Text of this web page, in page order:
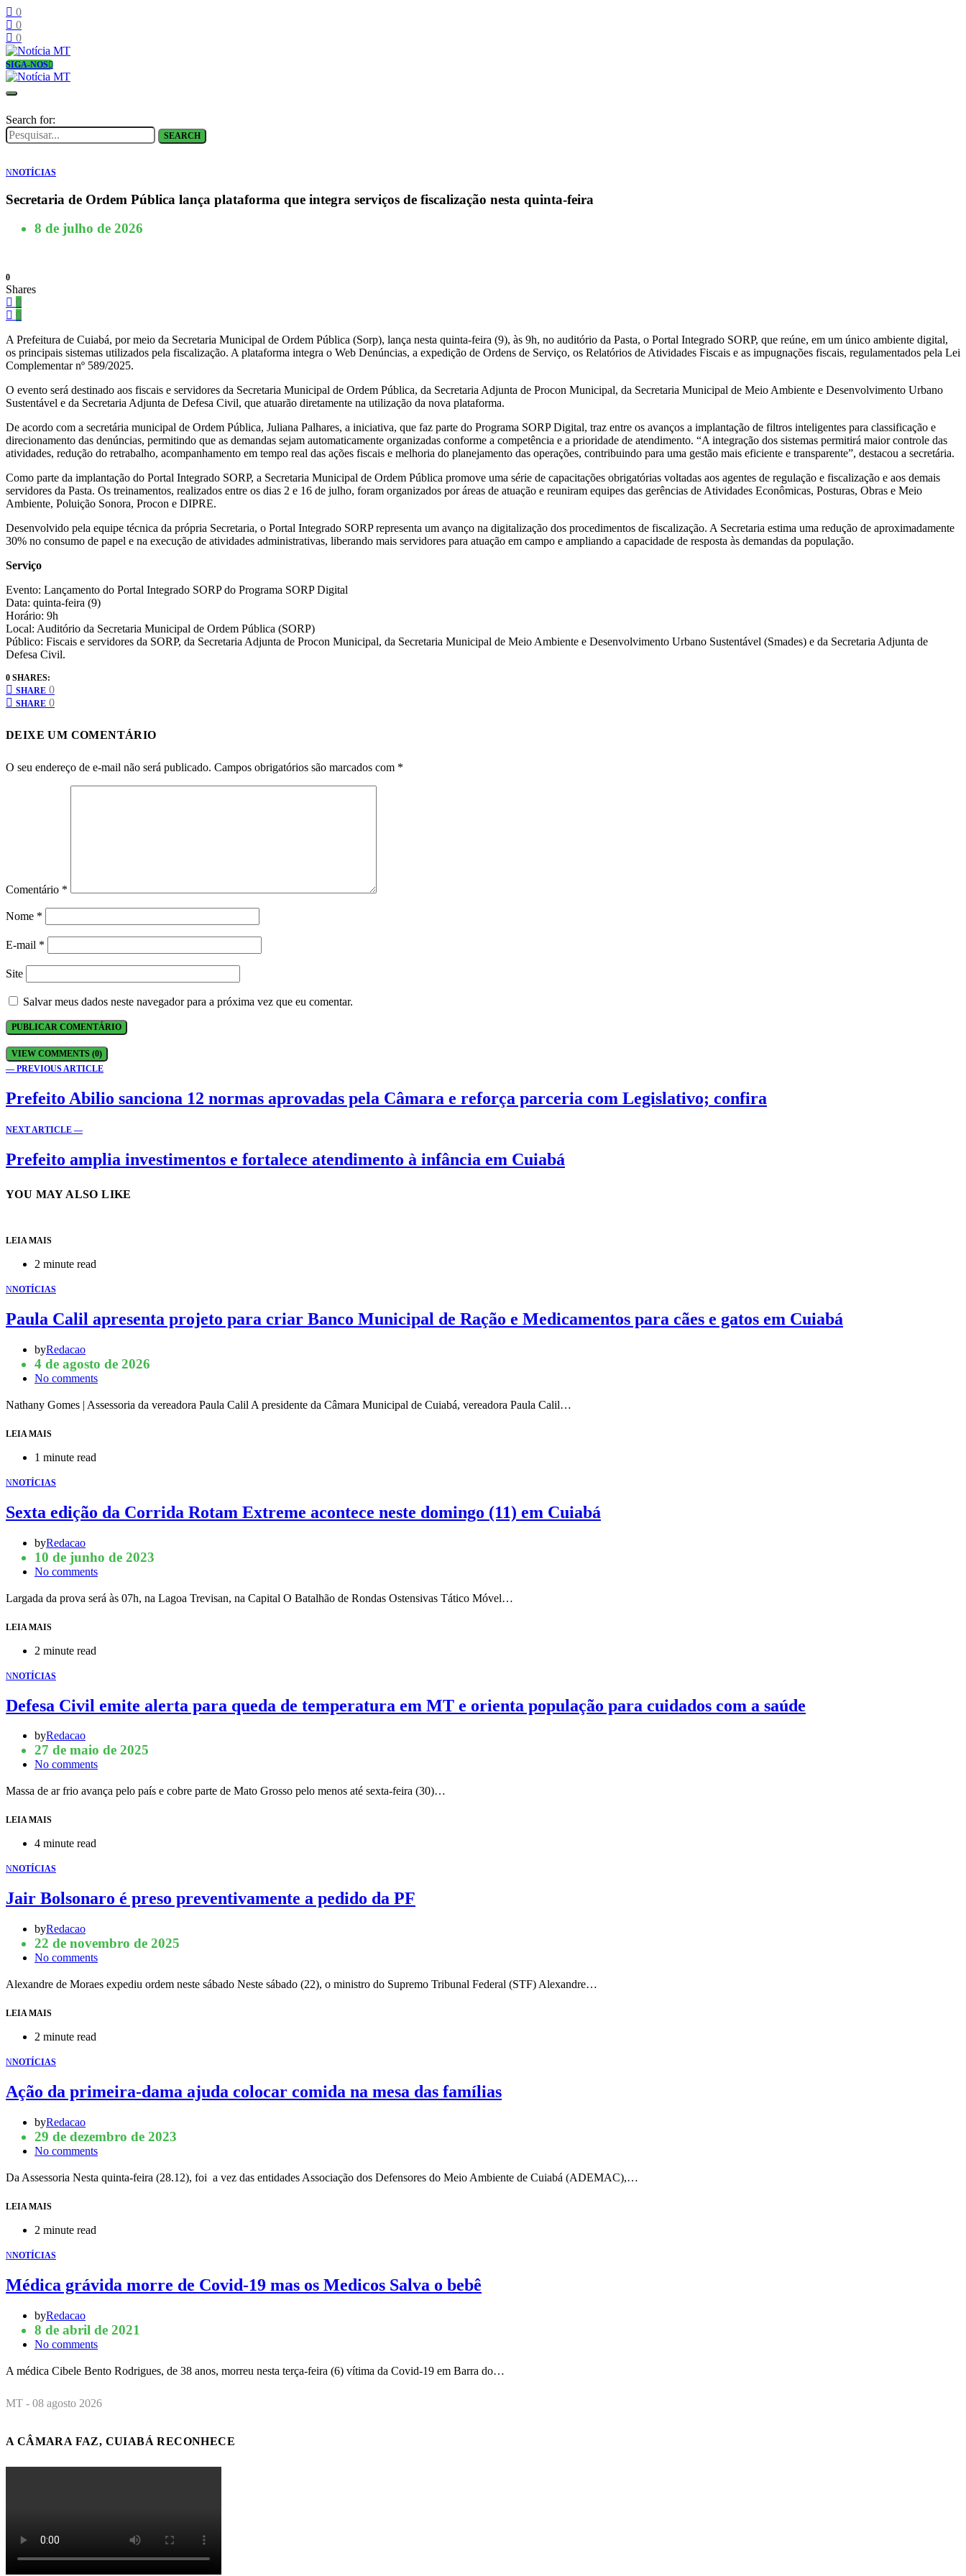
0
0
0
SIGA-NOS
Search for:
SEARCH
NNOTÍCIAS
Secretaria de Ordem Pública lança plataforma que integra serviços de fiscalização nesta quinta-feira
8 de julho de 2026
0
Shares
0
0
A Prefeitura de Cuiabá, por meio da Secretaria Municipal de Ordem Pública (Sorp), lança nesta quinta-feira (9), às 9h, no auditório da Pasta, o Portal Integrado SORP, que reúne, em um único ambiente digital,
os principais sistemas utilizados pela fiscalização. A plataforma integra o Web Denúncias, a expedição de Ordens de Serviço, os Relatórios de Atividades Fiscais e as impugnações fiscais, regulamentados pela Lei
Complementar nº 589/2025.
O evento será destinado aos fiscais e servidores da Secretaria Municipal de Ordem Pública, da Secretaria Adjunta de Procon Municipal, da Secretaria Municipal de Meio Ambiente e Desenvolvimento Urbano
Sustentável e da Secretaria Adjunta de Defesa Civil, que atuarão diretamente na utilização da nova plataforma.
De acordo com a secretária municipal de Ordem Pública, Juliana Palhares, a iniciativa, que faz parte do Programa SORP Digital, traz entre os avanços a implantação de filtros inteligentes para classificação e
direcionamento das denúncias, permitindo que as demandas sejam automaticamente organizadas conforme a competência e a prioridade de atendimento. “A integração dos sistemas permitirá maior controle das
atividades, redução do retrabalho, acompanhamento em tempo real das ações fiscais e melhoria do planejamento das operações, contribuindo para uma gestão mais eficiente e transparente”, destacou a secretária.
Como parte da implantação do Portal Integrado SORP, a Secretaria Municipal de Ordem Pública promove uma série de capacitações obrigatórias voltadas aos agentes de regulação e fiscalização e aos demais
servidores da Pasta. Os treinamentos, realizados entre os dias 2 e 16 de julho, foram organizados por áreas de atuação e reuniram equipes das gerências de Atividades Econômicas, Posturas, Obras e Meio
Ambiente, Poluição Sonora, Procon e DIPRE.
Desenvolvido pela equipe técnica da própria Secretaria, o Portal Integrado SORP representa um avanço na digitalização dos procedimentos de fiscalização. A Secretaria estima uma redução de aproximadamente
30% no consumo de papel e na execução de atividades administrativas, liberando mais servidores para atuação em campo e ampliando a capacidade de resposta às demandas da população.
Serviço
Evento: Lançamento do Portal Integrado SORP do Programa SORP Digital
Data: quinta-feira (9)
Horário: 9h
Local: Auditório da Secretaria Municipal de Ordem Pública (SORP)
Público: Fiscais e servidores da SORP, da Secretaria Adjunta de Procon Municipal, da Secretaria Municipal de Meio Ambiente e Desenvolvimento Urbano Sustentável (Smades) e da Secretaria Adjunta de
Defesa Civil.
0 SHARES:
SHARE 0
SHARE 0
DEIXE UM COMENTÁRIO
O seu endereço de e-mail não será publicado. Campos obrigatórios são marcados com *
Comentário *
Nome *
E-mail *
Site
Salvar meus dados neste navegador para a próxima vez que eu comentar.
VIEW COMMENTS (0)
— PREVIOUS ARTICLE
Prefeito Abilio sanciona 12 normas aprovadas pela Câmara e reforça parceria com Legislativo; confira
NEXT ARTICLE —
Prefeito amplia investimentos e fortalece atendimento à infância em Cuiabá
YOU MAY ALSO LIKE
LEIA MAIS
2 minute read
NNOTÍCIAS
Paula Calil apresenta projeto para criar Banco Municipal de Ração e Medicamentos para cães e gatos em Cuiabá
byRedacao
4 de agosto de 2026
No comments
Nathany Gomes | Assessoria da vereadora Paula Calil A presidente da Câmara Municipal de Cuiabá, vereadora Paula Calil…
LEIA MAIS
1 minute read
NNOTÍCIAS
Sexta edição da Corrida Rotam Extreme acontece neste domingo (11) em Cuiabá
byRedacao
10 de junho de 2023
No comments
Largada da prova será às 07h, na Lagoa Trevisan, na Capital O Batalhão de Rondas Ostensivas Tático Móvel…
LEIA MAIS
2 minute read
NNOTÍCIAS
Defesa Civil emite alerta para queda de temperatura em MT e orienta população para cuidados com a saúde
byRedacao
27 de maio de 2025
No comments
Massa de ar frio avança pelo país e cobre parte de Mato Grosso pelo menos até sexta-feira (30)…
LEIA MAIS
4 minute read
NNOTÍCIAS
Jair Bolsonaro é preso preventivamente a pedido da PF
byRedacao
22 de novembro de 2025
No comments
Alexandre de Moraes expediu ordem neste sábado Neste sábado (22), o ministro do Supremo Tribunal Federal (STF) Alexandre…
LEIA MAIS
2 minute read
NNOTÍCIAS
Ação da primeira-dama ajuda colocar comida na mesa das famílias
byRedacao
29 de dezembro de 2023
No comments
Da Assessoria Nesta quinta-feira (28.12), foi a vez das entidades Associação dos Defensores do Meio Ambiente de Cuiabá (ADEMAC),…
LEIA MAIS
2 minute read
NNOTÍCIAS
Médica grávida morre de Covid-19 mas os Medicos Salva o bebê
byRedacao
8 de abril de 2021
No comments
A médica Cibele Bento Rodrigues, de 38 anos, morreu nesta terça-feira (6) vítima da Covid-19 em Barra do…
MT - 08 agosto 2026
A CÂMARA FAZ, CUIABÁ RECONHECE